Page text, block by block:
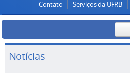
Contato Serviços da UFRB
Notícias